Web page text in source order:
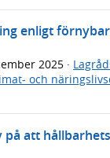
enligt
2025 ·
och
på att